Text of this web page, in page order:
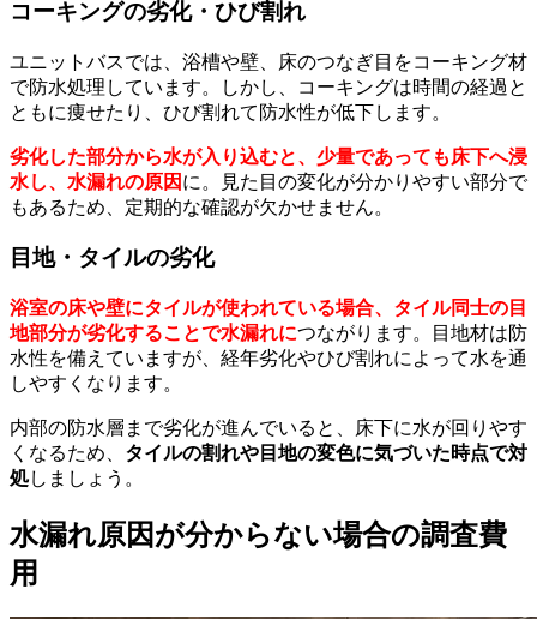
コーキングの劣化・ひび割れ
ユニットバスでは、浴槽や壁、床のつなぎ目をコーキング材
で防水処理しています。しかし、コーキングは時間の経過と
ともに痩せたり、ひび割れて防水性が低下します。
劣化した部分から水が入り込むと、少量であっても床下へ浸
水し、水漏れの原因 に。見た目の変化が分かりやすい部分で
もあるため、定期的な確認が欠かせません。
目地・タイルの劣化
浴室の床や壁にタイルが使われている場合、タイル同士の目
地部分が劣化することで水漏れにつながります。目地材は防
水性を備えていますが、経年劣化やひび割れによって水を通
しやすくなります。
内部の防水層まで劣化が進んでいると、床下に水が回りやす
くなるため、 タイルの割れや目地の変色に気づいた時点で対
処しましょう。
水漏れ原因が分からない場合の調査費
用